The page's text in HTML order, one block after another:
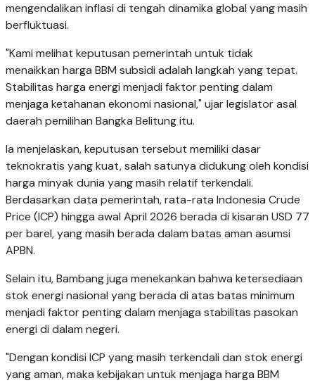
mengendalikan inflasi di tengah dinamika global yang masih
berfluktuasi.
"Kami melihat keputusan pemerintah untuk tidak
menaikkan harga BBM subsidi adalah langkah yang tepat.
Stabilitas harga energi menjadi faktor penting dalam
menjaga ketahanan ekonomi nasional," ujar legislator asal
daerah pemilihan Bangka Belitung itu.
Ia menjelaskan, keputusan tersebut memiliki dasar
teknokratis yang kuat, salah satunya didukung oleh kondisi
harga minyak dunia yang masih relatif terkendali.
Berdasarkan data pemerintah, rata-rata Indonesia Crude
Price (ICP) hingga awal April 2026 berada di kisaran USD 77
per barel, yang masih berada dalam batas aman asumsi
APBN.
Selain itu, Bambang juga menekankan bahwa ketersediaan
stok energi nasional yang berada di atas batas minimum
menjadi faktor penting dalam menjaga stabilitas pasokan
energi di dalam negeri.
"Dengan kondisi ICP yang masih terkendali dan stok energi
yang aman, maka kebijakan untuk menjaga harga BBM